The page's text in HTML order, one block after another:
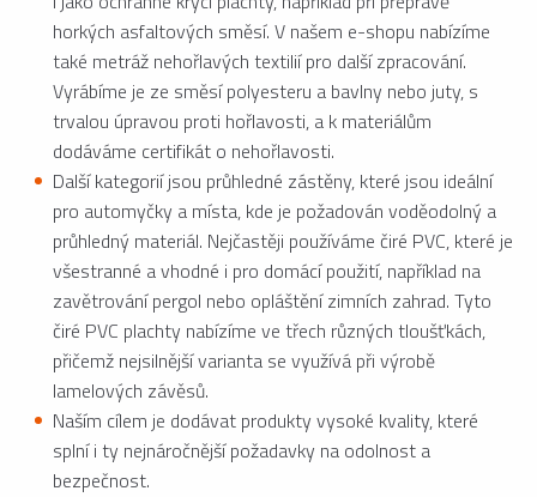
horkých asfaltových směsí. V našem e-shopu nabízíme
také metráž nehořlavých textilií pro další zpracování.
Vyrábíme je ze směsí polyesteru a bavlny nebo juty, s
trvalou úpravou proti hořlavosti, a k materiálům
dodáváme certifikát o nehořlavosti.
Další kategorií jsou průhledné zástěny, které jsou ideální
pro automyčky a místa, kde je požadován voděodolný a
průhledný materiál. Nejčastěji používáme čiré PVC, které je
všestranné a vhodné i pro domácí použití, například na
zavětrování pergol nebo opláštění zimních zahrad. Tyto
čiré PVC plachty nabízíme ve třech různých tloušťkách,
přičemž nejsilnější varianta se využívá při výrobě
lamelových závěsů.
Naším cílem je dodávat produkty vysoké kvality, které
splní i ty nejnáročnější požadavky na odolnost a
bezpečnost.